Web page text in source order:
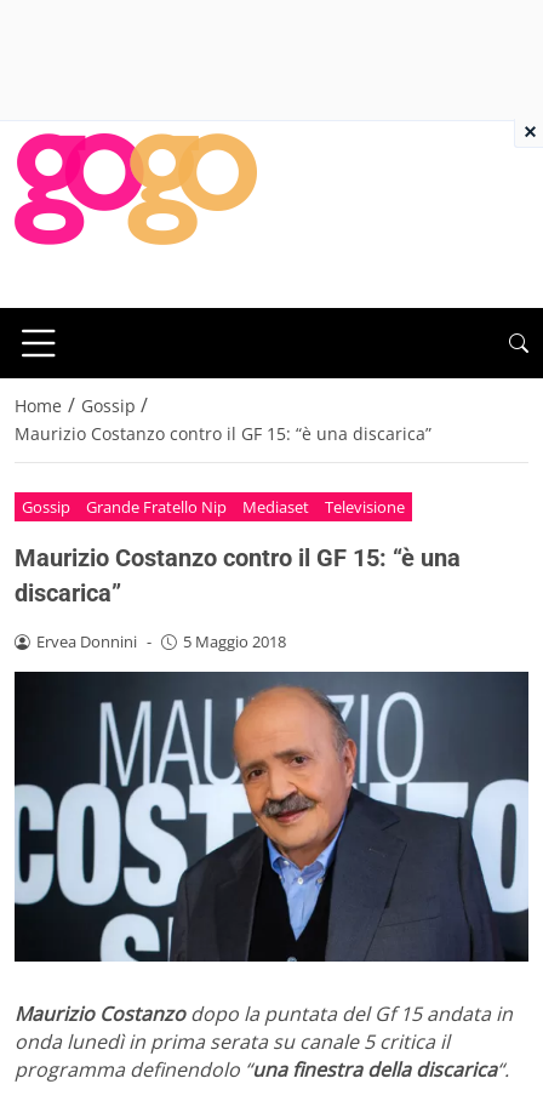
Home / Gossip /
Maurizio Costanzo contro il GF 15: “è una discarica”
Gossip Grande Fratello Nip Mediaset Televisione
Maurizio Costanzo contro il GF 15: “è una
discarica”
Ervea Donnini - 5 Maggio 2018
Maurizio Costanzodopo la puntata del Gf 15 andata in
onda lunedì in prima serata su canale 5 critica il
programma definendolo “una finestra della discarica“.
×